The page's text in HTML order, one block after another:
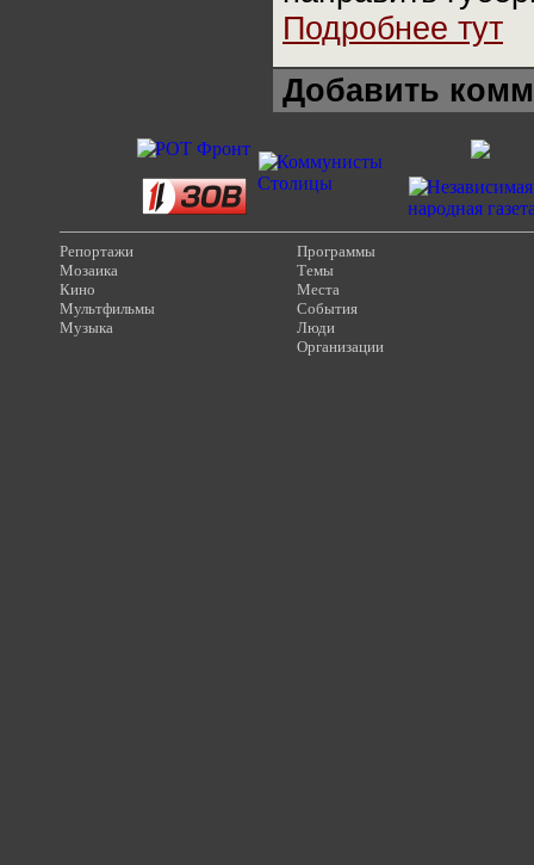
Подробнее тут
Добавить
Репортажи
Мозаика
Кино
Мультфильмы
Музыка
Программы
Темы
Места
События
Люди
Организации